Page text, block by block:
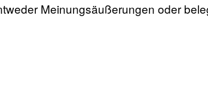
Meinungsäußerungen oder